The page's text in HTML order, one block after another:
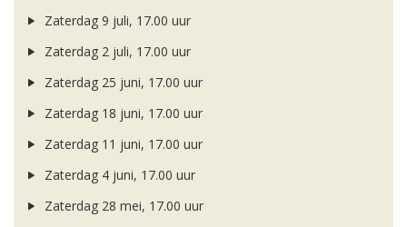
Zaterdag 9 juli, 17.00 uur
Zaterdag 2 juli, 17.00 uur
Zaterdag 25 juni, 17.00 uur
Zaterdag 18 juni, 17.00 uur
Zaterdag 11 juni, 17.00 uur
Zaterdag 4 juni, 17.00 uur
Zaterdag 28 mei, 17.00 uur